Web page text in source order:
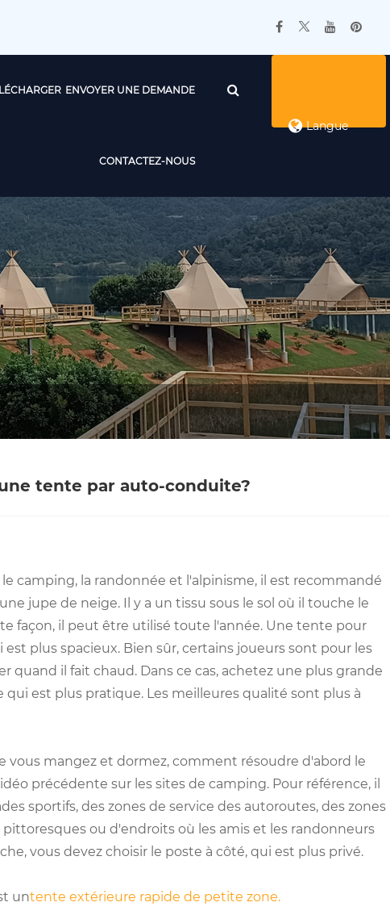
ENVOYER UNE DEMANDE
CONTACTEZ-NOUS
Langue
tente par auto-conduite?
camping, la randonnée et l'alpinisme, il est recommandé
jupe de neige. Il y a un tissu sous le sol où il touche le
façon, il peut être utilisé toute l'année. Une tente pour
plus spacieux. Bien sûr, certains joueurs sont pour les
il fait chaud. Dans ce cas, achetez une plus grande
est plus pratique. Les meilleures qualité sont plus à
vous mangez et dormez, comment résoudre d'abord le
précédente sur les sites de camping. Pour référence, il
sportifs, des zones de service des autoroutes, des zones
ou d'endroits où les amis et les randonneurs
vous devez choisir le poste à côté, qui est plus privé.
untente extérieure rapide de petite zone.